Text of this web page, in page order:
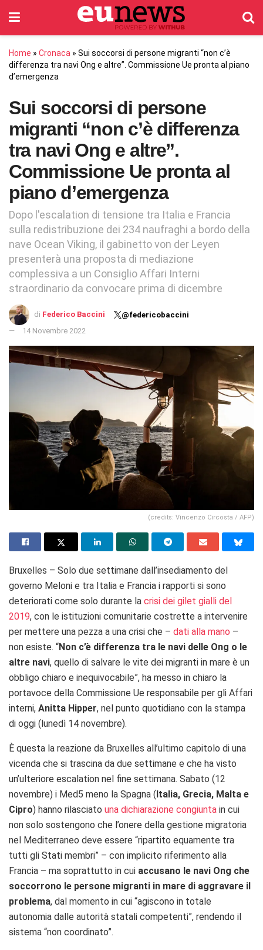
Home » Cronaca » Sui soccorsi di persone migranti “non c’è
differenza tra navi Ong e altre”. Commissione Ue pronta al piano
d’emergenza
Sui soccorsi di persone
migranti “non c’è differenza
tra navi Ong e altre”.
Commissione Ue pronta al
piano d’emergenza
Dopo l'escalation di tensione tra Italia e Francia
sulla redistribuzione dei 234 naufraghi a bordo della
nave Ocean Viking, il gabinetto von der Leyen
presenterà una proposta di mediazione
complessiva a un Consiglio Affari Interni
straordinario da convocare prima di dicembre
di Federico Baccini
@federicobaccini
14 Novembre 2022
(credits: Vincenzo Circosta / AFP)
Bruxelles – Solo due settimane dall’insediamento del
governo Meloni e tra Italia e Francia i rapporti si sono
deteriorati come solo durante la crisi dei gilet gialli del
2019, con le istituzioni comunitarie costrette a intervenire
per mettere una pezza a una crisi che – dati alla mano –
non esiste. “Non c’è differenza tra le navi delle Ong o le
altre navi, quello di salvare le vite dei migranti in mare è un
obbligo chiaro e inequivocabile”, ha messo in chiaro la
portavoce della Commissione Ue responsabile per gli Affari
interni, Anitta Hipper, nel punto quotidiano con la stampa
di oggi (lunedì 14 novembre).
È questa la reazione da Bruxelles all’ultimo capitolo di una
vicenda che si trascina da due settimane e che ha visto
un’ulteriore escalation nel fine settimana. Sabato (12
novembre) i Med5 meno la Spagna (Italia, Grecia, Malta e
Cipro) hanno rilasciato una dichiarazione congiunta in cui
non solo sostengono che l’onere della gestione migratoria
nel Mediterraneo deve essere “ripartito equamente tra
tutti gli Stati membri” – con implicito riferimento alla
Francia – ma soprattutto in cui accusano le navi Ong che
soccorrono le persone migranti in mare di aggravare il
problema, dal momento in cui “agiscono in totale
autonomia dalle autorità statali competenti”, rendendo il
sistema “non coordinato”.